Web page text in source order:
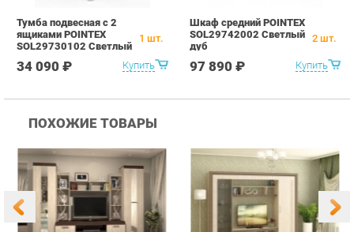
ПОХОЖИЕ ТОВАРЫ
Купить
Гостиная Стиль
Атлантида-2 Венге-дуб
Белфорд
25 190 ₽ Купить
Симфония 7.10
55 390 ₽